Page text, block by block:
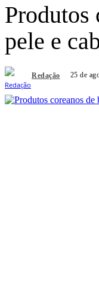
Produtos
pele e
Redação 25 de